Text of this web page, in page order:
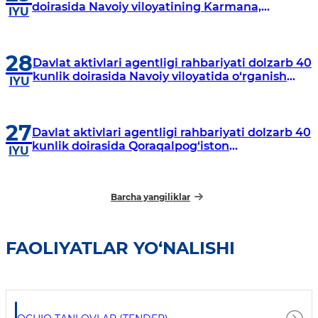
IYU doirasida Navoiy viloyatining Karmana,
28
IYU
Davlat aktivlari agentligi rahbariyati dolzarb 40
kunlik doirasida Navoiy viloyatida o‘rganish
27
IYU
Davlat aktivlari agentligi rahbariyati dolzarb 40
kunlik doirasida Qoraqalpog‘iston
Barcha yangiliklar
FAOLIYATLAR YO‘NALISHI